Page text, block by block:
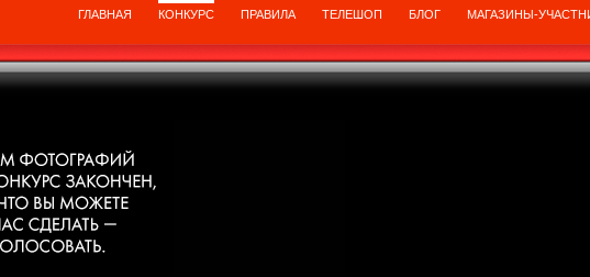
ГЛАВНАЯ КОНКУРС ПРАВИЛА ТЕЛЕШОП БЛОГ МАГАЗИНЫ-